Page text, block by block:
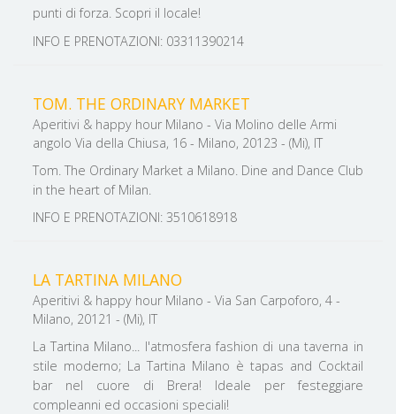
punti di forza. Scopri il locale!
INFO E PRENOTAZIONI: 03311390214
TOM. THE ORDINARY MARKET
Aperitivi & happy hour Milano - Via Molino delle Armi
angolo Via della Chiusa, 16 - Milano, 20123 - (Mi), IT
Tom. The Ordinary Market a Milano. Dine and Dance Club
in the heart of Milan.
INFO E PRENOTAZIONI: 3510618918
LA TARTINA MILANO
Aperitivi & happy hour Milano - Via San Carpoforo, 4 -
Milano, 20121 - (Mi), IT
La Tartina Milano... l'atmosfera fashion di una taverna in
stile moderno; La Tartina Milano è tapas and Cocktail
bar nel cuore di Brera! Ideale per festeggiare
compleanni ed occasioni speciali!